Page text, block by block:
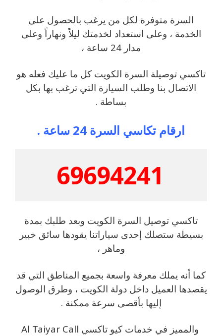
السرة متوفرة لكل من يرغب بالحصول على
الخدمة ، وعلى استعداد لخدمتك ليلاً ونهاراً وعلى
مدار 24 ساعة ،
تاكسي توصيلة السرة الكويت كل ما عليك فعله هو
الاتصال بنا وطلب السيارة التي ترغب بها بكل
بساطة .
ارقام تكاسي السرة 24 ساعة .
69694241
تاكسي توصيل السرة الكويت وبعد طلبك بمدة
بسيطة ستصلك إحدى سياراتنا يقودها سائق خبير
وماهر ،
كما أنه يملك معرفة واسعة بجميع المناطق التي قد
يقصدها العميل داخل دولة الكويت ، وطرق الوصول
إليها بأقصى سرعة ممكنة .
والمميز في خدمات كيو تاكسي Al Taiyar Call